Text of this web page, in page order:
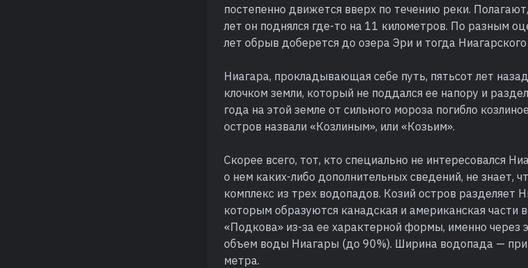
постепенно движется вверх по течению реки.
лет он поднялся где-то на 11 километров. По разным
лет обрыв доберется до озера Эри и тогда
Ниагара, прокладывающая себе путь, пятьсот лет
клочком земли, который не поддался ее напору и
года на этой земле от сильного мороза погибло
остров назвали «Козлиным», или «Козьим».
Скорее всего, тот, кто специально не интересовался
о нем каких-либо дополнительных сведений, не знает,
комплекс из трех водопадов. Козий остров разделяет
которым образуются канадская и американская части
«Подкова» из-за ее характерной формы, именно через
объем воды Ниагары (до 90%). Ширина водопада —
метра.